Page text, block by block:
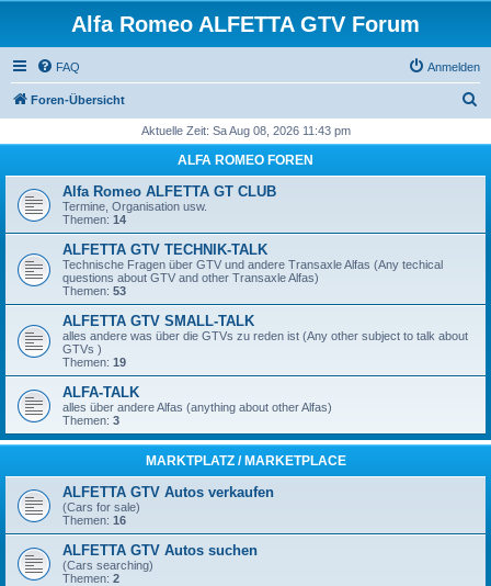
Alfa Romeo ALFETTA GTV Forum
FAQ Anmelden
Foren-Übersicht
h
Aktuelle Zeit: Sa Aug 08, 2026 11:43 pm
ALFA ROMEO FOREN
Alfa Romeo ALFETTA GT CLUB
Termine, Organisation usw.
Themen: 14
ALFETTA GTV TECHNIK-TALK
Technische Fragen über GTV und andere Transaxle Alfas (Any techical
questions about GTV and other Transaxle Alfas)
Themen: 53
ALFETTA GTV SMALL-TALK
alles andere was über die GTVs zu reden ist (Any other subject to talk about
GTVs )
Themen: 19
ALFA-TALK
alles über andere Alfas (anything about other Alfas)
Themen: 3
MARKTPLATZ / MARKETPLACE
ALFETTA GTV Autos verkaufen
(Cars for sale)
Themen: 16
ALFETTA GTV Autos suchen
(Cars searching)
Themen: 2